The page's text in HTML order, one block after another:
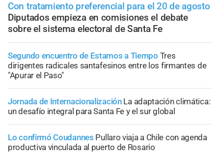
Con tratamiento preferencial para el 20 de agosto
Diputados empieza en comisiones el debate
sobre el sistema electoral de Santa Fe
Segundo encuentro de Estamos a Tiempo Tres
dirigentes radicales santafesinos entre los firmantes de
"Apurar el Paso"
Jornada de Internacionalización La adaptación climática:
un desafío integral para Santa Fe y el sur global
Lo confirmó Coudannes Pullaro viaja a Chile con agenda
productiva vinculada al puerto de Rosario